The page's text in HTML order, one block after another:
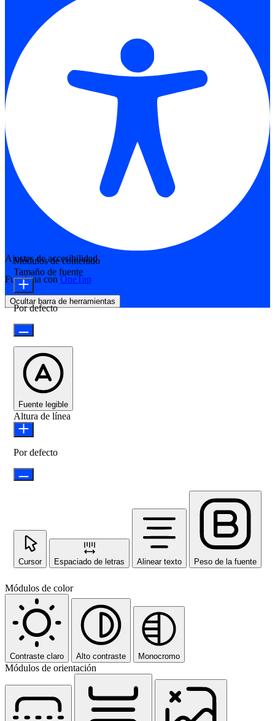
Ajustes de accesibilidad
Funciona con OneTap
Ocultar barra de herramientas
Módulos de contenido
Tamaño de fuente
Por defecto
Fuente legible
Altura de línea
Por defecto
Cursor Espaciado de letras Alinear texto Peso de la fuente
Módulos de color
Contraste claro Alto contraste Monocromo
Módulos de orientación